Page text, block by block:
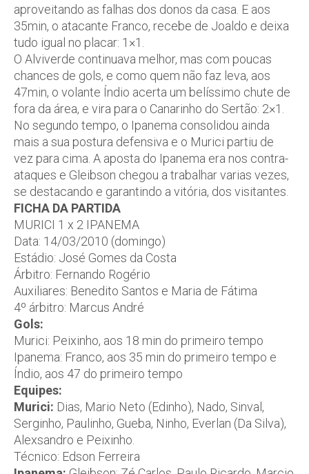
aproveitando as falhas dos donos da casa. E aos
35min, o atacante Franco, recebe de Joaldo e deixa
tudo igual no placar: 1×1.
O Alviverde continuava melhor, mas com poucas
chances de gols, e como quem não faz leva, aos
47min, o volante Índio acerta um belíssimo chute de
fora da área, e vira para o Canarinho do Sertão: 2×1.
No segundo tempo, o Ipanema consolidou ainda
mais a sua postura defensiva e o Murici partiu de
vez para cima. A aposta do Ipanema era nos contra-
ataques e Gleibson chegou a trabalhar varias vezes,
se destacando e garantindo a vitória, dos visitantes.
FICHA DA PARTIDA
MURICI 1 x 2 IPANEMA
Data: 14/03/2010 (domingo)
Estádio: José Gomes da Costa
Árbitro: Fernando Rogério
Auxiliares: Benedito Santos e Maria de Fátima
4º árbitro: Marcus André
Gols:
Murici: Peixinho, aos 18 min do primeiro tempo
Ipanema: Franco, aos 35 min do primeiro tempo e
Índio, aos 47 do primeiro tempo
Equipes:
Murici: Dias, Mario Neto (Edinho), Nado, Sinval,
Serginho, Paulinho, Gueba, Ninho, Everlan (Da Silva),
Alexsandro e Peixinho.
Técnico: Edson Ferreira